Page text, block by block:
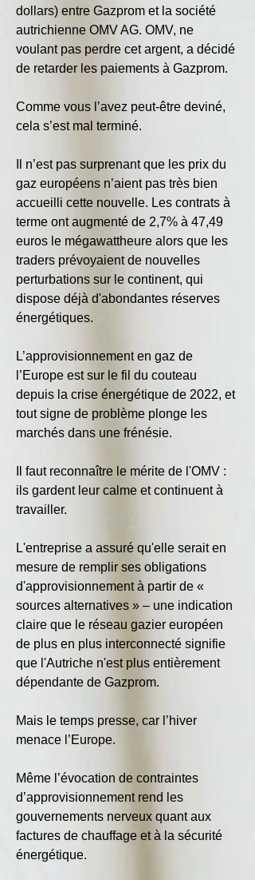
dollars) entre Gazprom et la société
autrichienne OMV AG. OMV, ne
voulant pas perdre cet argent, a décidé
de retarder les paiements à Gazprom.
Comme vous l’avez peut-être deviné,
cela s’est mal terminé.
Il n’est pas surprenant que les prix du
gaz européens n’aient pas très bien
accueilli cette nouvelle. Les contrats à
terme ont augmenté de 2,7% à 47,49
euros le mégawattheure alors que les
traders prévoyaient de nouvelles
perturbations sur le continent, qui
dispose déjà d'abondantes réserves
énergétiques.
L’approvisionnement en gaz de
l’Europe est sur le fil du couteau
depuis la crise énergétique de 2022, et
tout signe de problème plonge les
marchés dans une frénésie.
Il faut reconnaître le mérite de l'OMV :
ils gardent leur calme et continuent à
travailler.
L'entreprise a assuré qu'elle serait en
mesure de remplir ses obligations
d'approvisionnement à partir de «
sources alternatives » – une indication
claire que le réseau gazier européen
de plus en plus interconnecté signifie
que l'Autriche n'est plus entièrement
dépendante de Gazprom.
Mais le temps presse, car l’hiver
menace l’Europe.
Même l’évocation de contraintes
d’approvisionnement rend les
gouvernements nerveux quant aux
factures de chauffage et à la sécurité
énergétique.